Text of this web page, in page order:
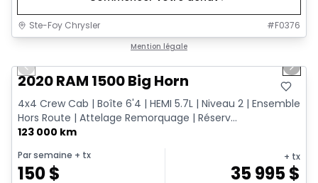
Ste-Foy Chrysler #F0376
Mention légale
Previous slide Next
2020 RAM 1500 Big Horn
4x4 Crew Cab | Boîte 6'4 | HEMI 5.7L | Niveau 2 | Ensemble
Hors Route | Attelage Remorquage | Réserv...
123 000 km
Par semaine + tx
150$
+ tx
35 995$